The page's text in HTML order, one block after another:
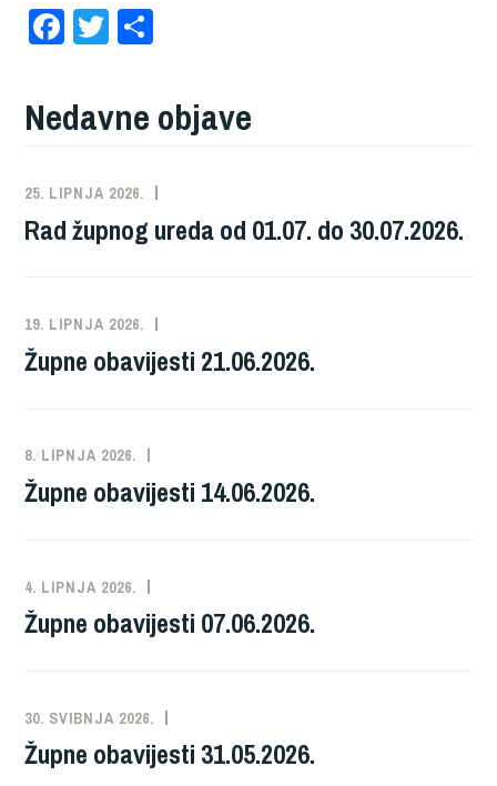
F
a
c
e
o
o
T
wi
tt
er
ar
e
Nedavne objave
25. LIPNJA 2026.
Rad župnog ureda od 01.07. do 30.07.2026.
19. LIPNJA 2026.
Župne obavijesti 21.06.2026.
8. LIPNJA 2026.
Župne obavijesti 14.06.2026.
4. LIPNJA 2026.
Župne obavijesti 07.06.2026.
30. SVIBNJA 2026.
Župne obavijesti 31.05.2026.